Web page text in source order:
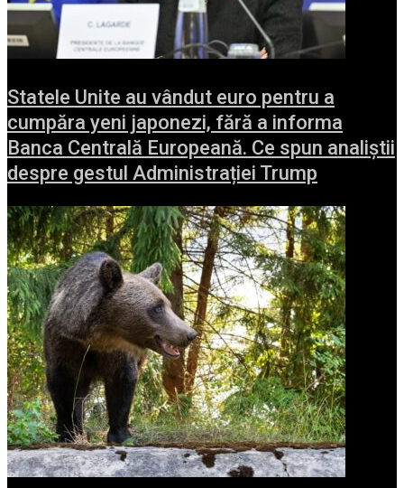
Statele Unite au vândut euro pentru a
cumpăra yeni japonezi, fără a informa
Banca Centrală Europeană. Ce spun analiștii
despre gestul Administrației Trump